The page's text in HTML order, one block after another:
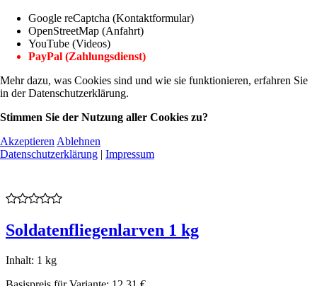
Soldatenfliegenlarven 1 kg
Inhalt: 1 kg
Google reCaptcha (Kontaktformular)
OpenStreetMap (Anfahrt)
YouTube (Videos)
PayPal (Zahlungsdienst)
Mehr dazu, was Cookies sind und wie sie funktionieren, erfahren Sie
in der Datenschutzerklärung.
Stimmen Sie der Nutzung aller Cookies zu?
Akzeptieren Ablehnen
Datenschutzerklärung | Impressum